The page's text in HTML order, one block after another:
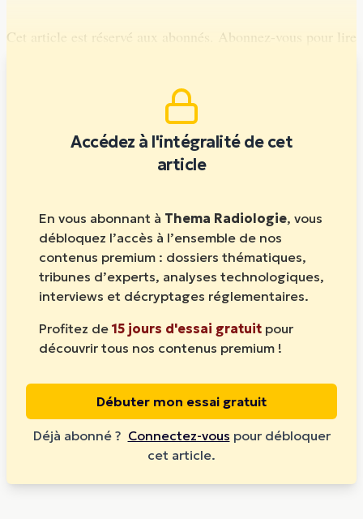
Cet article est réservé aux abonnés. Abonnez-vous pour lire
Accédez à l'intégralité de cet
article
En vous abonnant à Thema Radiologie, vous
débloquez l’accès à l’ensemble de nos
contenus premium : dossiers thématiques,
tribunes d’experts, analyses technologiques,
interviews et décryptages réglementaires.
Profitez de 15 jours d'essai gratuit pour
découvrir tous nos contenus premium !
Débuter mon essai gratuit
Déjà abonné ? Connectez-vous pour débloquer
cet article.